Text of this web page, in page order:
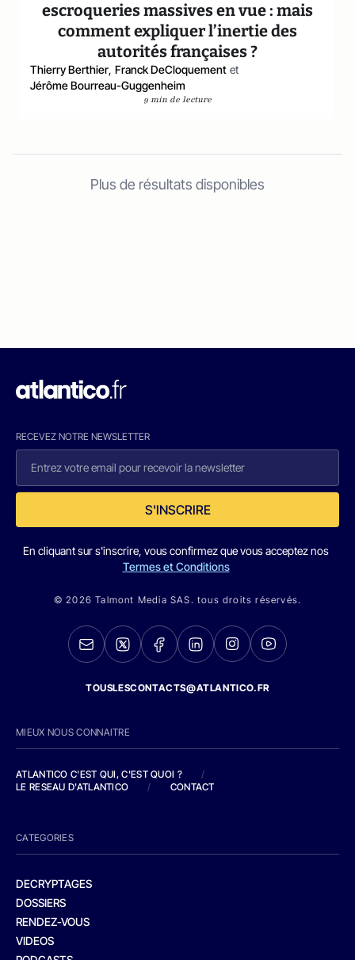
escroqueries massives en vue : mais
comment expliquer l’inertie des
autorités françaises ?
Thierry Berthier, Franck DeCloquement et
Jérôme Bourreau-Guggenheim
9 min de lecture
Plus de résultats disponibles
RECEVEZ NOTRE NEWSLETTER
S'INSCRIRE
En cliquant sur s'inscrire, vous confirmez que vous acceptez nos
Termes et Conditions
© 2026 Talmont Media SAS. tous droits réservés.
TOUSLESCONTACTS@ATLANTICO.FR
MIEUX NOUS CONNAITRE
ATLANTICO C'EST QUI, C'EST QUOI ?
/
LE RESEAU D'ATLANTICO
/ CONTACT
CATEGORIES
DECRYPTAGES
DOSSIERS
RENDEZ-VOUS
VIDEOS